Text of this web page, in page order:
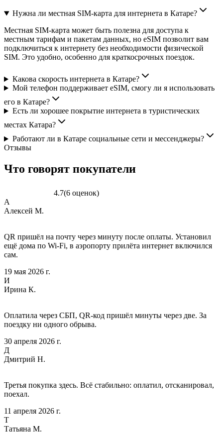
Нужна ли местная SIM-карта для интернета в Катаре?
Местная SIM-карта может быть полезна для доступа к
местным тарифам и пакетам данных, но eSIM позволит вам
подключиться к интернету без необходимости физической
SIM. Это удобно, особенно для краткосрочных поездок.
Какова скорость интернета в Катаре?
Мой телефон поддерживает eSIM, смогу ли я использовать
его в Катаре?
Есть ли хорошее покрытие интернета в туристических
местах Катара?
Работают ли в Катаре социальные сети и мессенджеры?
Отзывы
Что говорят покупатели
4.7(6 оценок)
А
Алексей М.
QR пришёл на почту через минуту после оплаты. Установил
ещё дома по Wi-Fi, в аэропорту прилёта интернет включился
сам.
19 мая 2026 г.
И
Ирина К.
Оплатила через СБП, QR-код пришёл минуты через две. За
поездку ни одного обрыва.
30 апреля 2026 г.
Д
Дмитрий Н.
Третья покупка здесь. Всё стабильно: оплатил, отсканировал,
поехал.
11 апреля 2026 г.
Т
Татьяна М.